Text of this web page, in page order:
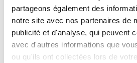
partageons également des
notre site avec nos partenaires de
publicité et d'analyse, qui peuvent
avec d'autres informations que
ou qu'ils ont collectées lors de